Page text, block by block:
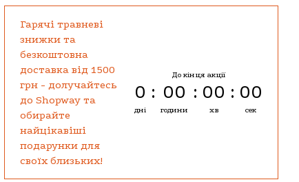
Гарячі травневі
знижки та
безкоштовна
доставка від 1500
грн - долучайтесь
до Shopway та
обирайте
найцікавіші
подарунки для
своїх близьких!
До кінця акції
0
дні
00
години
00
хв
00
сек